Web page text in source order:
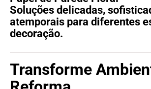
Soluções delicadas,
atemporais para diferentes
decoração.
Transforme